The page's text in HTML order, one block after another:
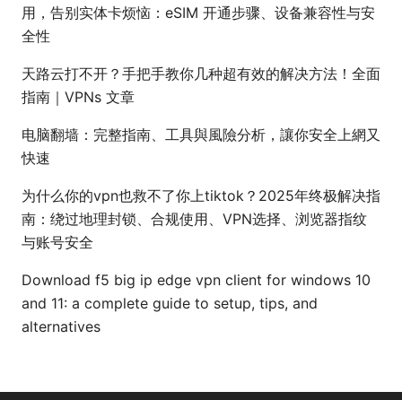
用，告别实体卡烦恼：eSIM 开通步骤、设备兼容性与安
全性
天路云打不开？手把手教你几种超有效的解决方法！全面
指南｜VPNs 文章
电脑翻墙：完整指南、工具與風險分析，讓你安全上網又
快速
为什么你的vpn也救不了你上tiktok？2025年终极解决指
南：绕过地理封锁、合规使用、VPN选择、浏览器指纹
与账号安全
Download f5 big ip edge vpn client for windows 10
and 11: a complete guide to setup, tips, and
alternatives